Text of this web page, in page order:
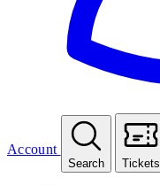
Account
Search Tickets